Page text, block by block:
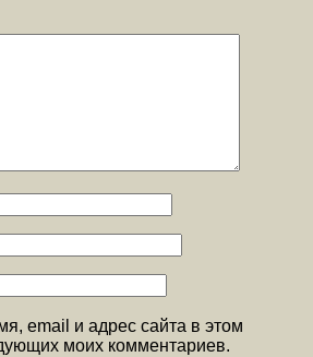
email и адрес сайта в этом
моих комментариев.